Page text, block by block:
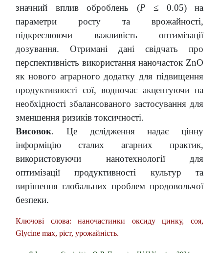
значний вплив оброблень (P ≤ 0.05) на
параметри росту та врожайності,
підкреслюючи важливість оптимізації
дозування. Отримані дані свідчать про
перспективність використання наночасток ZnO
як нового аграрного додатку для підвищення
продуктивності сої, водночас акцентуючи на
необхідності збалансованого застосування для
зменшення ризиків токсичності.
Висовок. Це дслідження надає цінну
інформіцію сталих агарних практик,
використовуючи нанотехнології для
оптимізації продуктивності культур та
вирішення глобальних проблем продовольчої
безпеки.
Ключові слова: наночастинки оксиду цинку, соя,
Glycine max, ріст, урожайність.